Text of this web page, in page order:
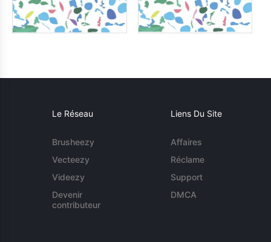
Le Réseau
Brusheezy
Vecteezy
Videezy
Devenir
contributeur
Liens Du Site
Affaires
Réclame
Support
DMCA